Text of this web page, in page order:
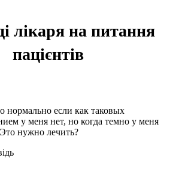
лікаря на питання
пацієнтів
нормально если как таковых
у меня нет, но когда темно у меня
нужно лечить?